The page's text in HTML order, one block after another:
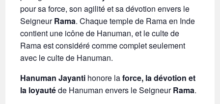
pour sa force, son agilité et sa dévotion envers le
SeigneurRama. Chaque temple de Rama en Inde
contient une icône de Hanuman, et le culte de
Rama est considéré comme complet seulement
avec le culte de Hanuman.
Hanuman Jayanti honore laforce, la dévotion et
la loyautéde Hanuman envers le SeigneurRama.